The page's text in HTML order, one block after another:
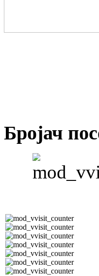
Бројач